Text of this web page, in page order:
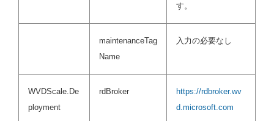
す。
maintenanceTag
Name
入力の必要なし
WVDScale.De
ployment
rdBroker
https://rdbroker.wv
d.microsoft.com